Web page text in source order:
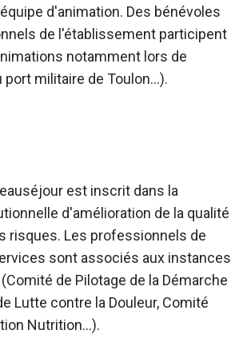
d'animation. Des bénévoles
de l'établissement participent
notamment lors de
militaire de Toulon...).
est inscrit dans la
d'amélioration de la qualité
risques. Les professionnels de
sont associés aux instances
de Pilotage de la Démarche
Lutte contre la Douleur, Comité
Nutrition...).